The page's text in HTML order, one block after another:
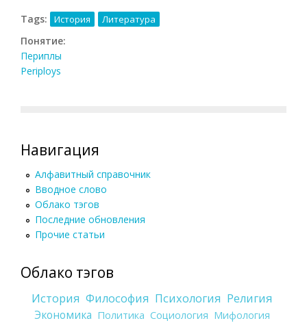
Tags: История Литература
Понятие:
Периплы
Periploys
Навигация
Алфавитный справочник
Вводное слово
Облако тэгов
Последние обновления
Прочие статьи
Облако тэгов
История Философия Психология Религия
Экономика Политика Социология Мифология